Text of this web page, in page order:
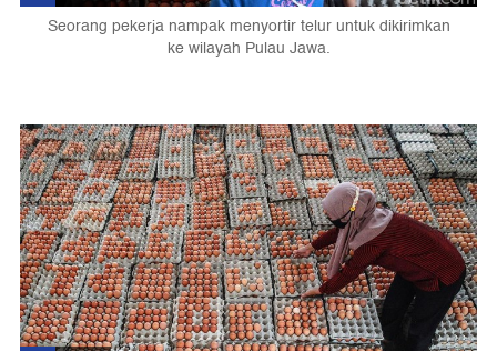
Seorang pekerja nampak menyortir telur untuk dikirimkan
ke wilayah Pulau Jawa.